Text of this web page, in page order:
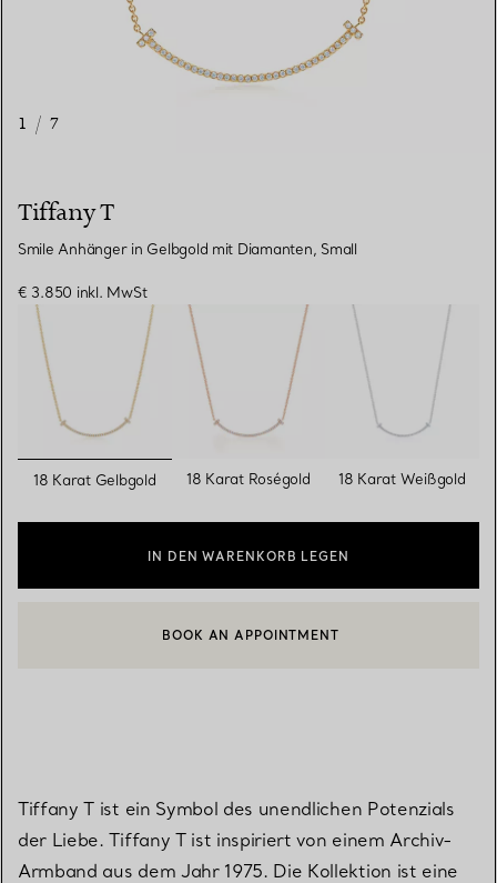
1 / 7
Tiffany T
Smile Anhänger in Gelbgold mit Diamanten, Small
€ 3.850 inkl. MwSt
ausgewählt
18 Karat Gelbgold 18 Karat Roségold 18 Karat Weißgold
IN DEN WARENKORB LEGEN
EINEN KUNDENBERATER KONTAKTIEREN ODER EINEN
BOOK AN APPOINTMENT
Tiffany T ist ein Symbol des unendlichen Potenzials
der Liebe. Tiffany T ist inspiriert von einem Archiv-
Armband aus dem Jahr 1975. Die Kollektion ist eine